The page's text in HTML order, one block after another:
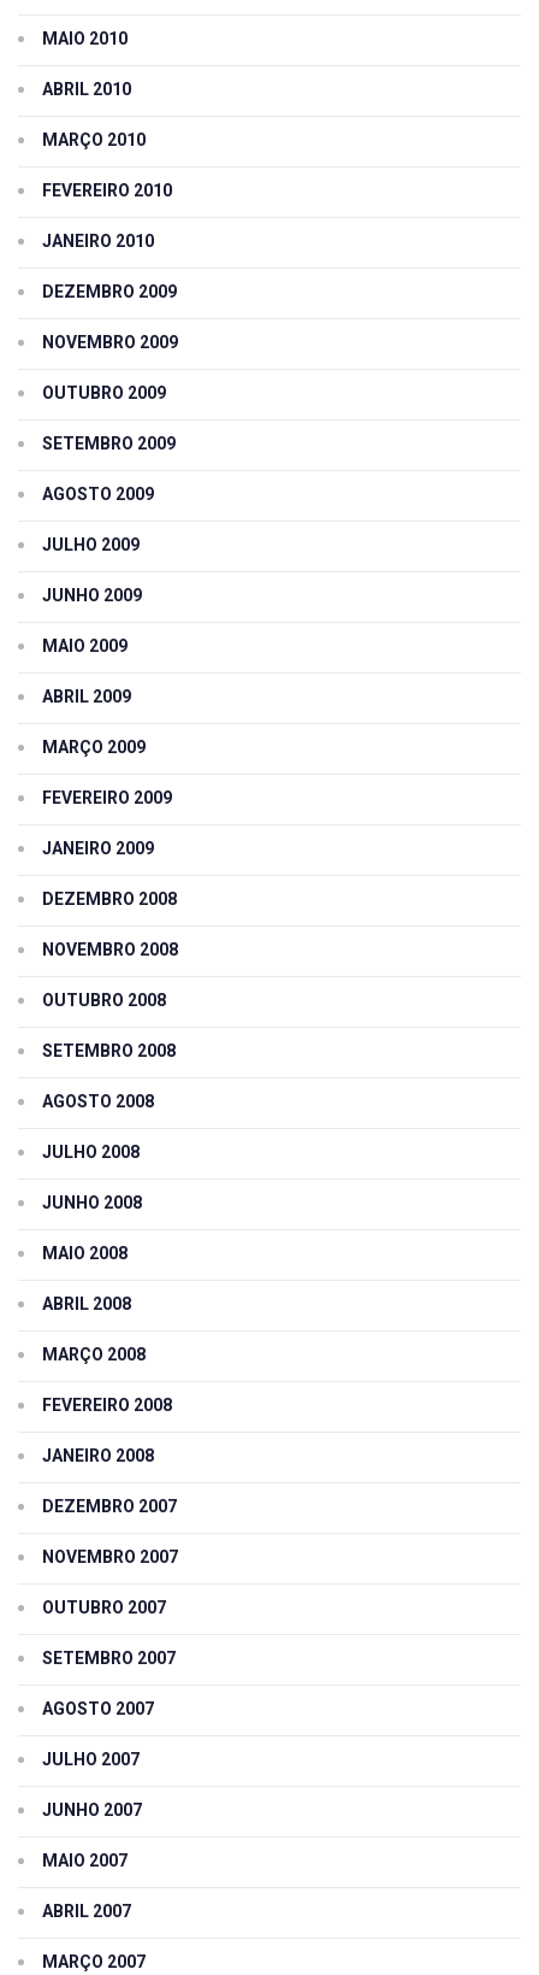
MAIO 2010
ABRIL 2010
MARÇO 2010
FEVEREIRO 2010
JANEIRO 2010
DEZEMBRO 2009
NOVEMBRO 2009
OUTUBRO 2009
SETEMBRO 2009
AGOSTO 2009
JULHO 2009
JUNHO 2009
MAIO 2009
ABRIL 2009
MARÇO 2009
FEVEREIRO 2009
JANEIRO 2009
DEZEMBRO 2008
NOVEMBRO 2008
OUTUBRO 2008
SETEMBRO 2008
AGOSTO 2008
JULHO 2008
JUNHO 2008
MAIO 2008
ABRIL 2008
MARÇO 2008
FEVEREIRO 2008
JANEIRO 2008
DEZEMBRO 2007
NOVEMBRO 2007
OUTUBRO 2007
SETEMBRO 2007
AGOSTO 2007
JULHO 2007
JUNHO 2007
MAIO 2007
ABRIL 2007
MARÇO 2007